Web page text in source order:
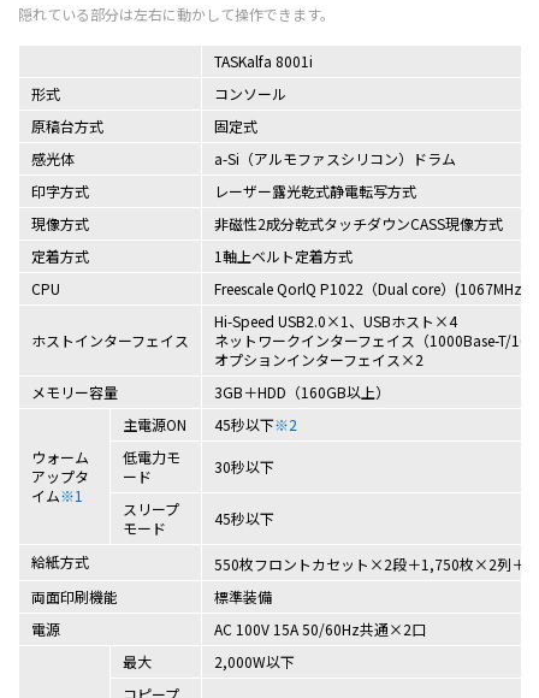
TASKalfa 8001i
形式
コンソール
原稿台方式
固定式
感光体
a-Si（アルモファスシリコン）ドラム
印字方式
レーザー露光乾式静電転写方式
現像方式
非磁性2成分乾式タッチダウンCASS現像方式
定着方式
1軸上ベルト定着方式
CPU
Freescale QorlQ P1022（Dual core）(1067MHz)
ホストインターフェイス
Hi-Speed USB2.0×1、USBホスト×4
ネットワークインターフェイス（1000Base-T/
オプションインターフェイス×2
メモリー容量
3GB＋HDD（160GB以上）
ウォーム
アップタ
イム※1
主電源ON 45秒以下※2
低電力モ
ード
30秒以下
スリープ
モード
45秒以下
給紙方式
550枚フロントカセット×2段＋1,750枚×2列＋
両面印刷機能
標準装備
電源
AC 100V 15A 50/60Hz共通×2口
最大
2,000W以下
コピープ